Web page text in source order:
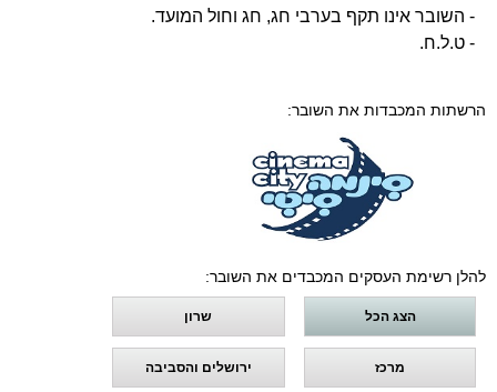
- השובר אינו תקף בערבי חג, חג וחול המועד.
- ט.ל.ח.
הרשתות המכבדות את השובר:
להלן רשימת העסקים המכבדים את השובר:
הצג הכל שרון
מרכז ירושלים והסביבה